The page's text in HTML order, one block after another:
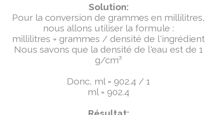
Solution:
Pour la conversion de grammes en millilitres,
nous allons utiliser la formule :
millilitres = grammes / densité de l'ingrédient
Nous savons que la densité de l'eau est de 1
g/cm³
Donc, ml = 902.4 / 1
ml = 902.4